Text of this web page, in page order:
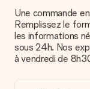
Paiement
Comment puis-je
Nous proposons
carte bancaire ou
cas de paiement
Une commande
Remplissez le
les informations
sous 24h. Nos
à vendredi de